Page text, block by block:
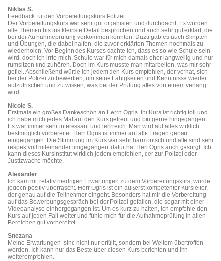
Niklas S.
Feedback für den Vorbereitungskurs Polizei
Der Vorbereitungskurs war sehr gut organisiert und durchdacht. Es wurden
alle Themen bis ins kleinste Detail besprochen und auch sehr gut erklärt, die
bei der Aufnahmeprüfung vorkommen könnten. Dazu gab es auch Skripten
und Übungen, die dabei halfen, die zuvor erklärten Themen nochmals zu
wiederholen. Vor Beginn des Kurses dachte ich, dass es so wie Schule sein
wird, doch ich irrte mich. Schule war für mich damals eher langweilig und nur
rumsitzen und zuhören. Doch im Kurs musste man mitarbeiten, was mir sehr
gefiel. Abschließend würde ich jedem den Kurs empfehlen, der vorhat, sich
bei der Polizei zu bewerben, um seine Fähigkeiten und Kenntnisse wieder
aufzufrischen und zu wissen, was bei der Prüfung alles von einem verlangt
wird.
Nicole S.
Erstmals ein großes Dankeschön an Herrn Ogris. Ihr Kurs ist richtig toll und
ich habe mich jedes Mal auf den Kurs gefreut und bin gerne hingegangen.
Es war immer sehr interessant und lehrreich. Man wird auf alles wirklich
bestmöglich vorbereitet. Herr Ogris ist immer auf alle Fragen genau
eingegangen. Die Stimmung im Kurs war sehr harmonisch und alle sind sehr
respektvoll miteinander umgegangen, dafür hat Herr Ogris auch gesorgt. Ich
kann dieses Kursinstitut wirklich jedem empfehlen, der zur Polizei oder
Justizwache möchte.
Alexander
Ich kam mit relativ niedrigen Erwartungen zu dem Vorbereitungskurs, wurde
jedoch positiv überrascht. Herr Ogris ist ein äußerst kompetenter Kursleiter,
der genau auf die Teilnehmer eingeht. Besonders hat mir die Vorbereitung
auf das Bewerbungsgespräch bei der Polizei gefallen, die sogar mit einer
Videoanalyse einhergegangen ist. Um es kurz zu halten, ich empfehle den
Kurs auf jeden Fall weiter und fühle mich für die Aufnahmeprüfung in allen
Bereichen gut vorbereitet.
Snezana
Meine Erwartungen sind nicht nur erfüllt, sondern bei Weitem übertroffen
worden. Ich kann nur das Beste über diesen Kurs berichten und ihn
weiterempfehlen.